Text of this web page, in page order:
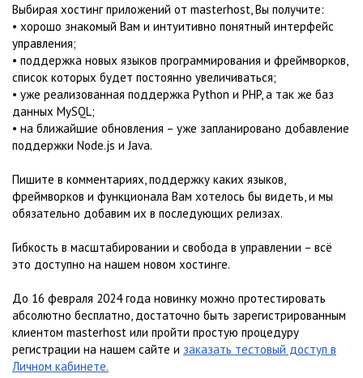
Выбирая хостинг приложений от masterhost, Вы получите:
• хорошо знакомый Вам и интуитивно понятный интерфейс
управления;
• поддержка новых языков программирования и фреймворков,
список которых будет постоянно увеличиваться;
• уже реализованная поддержка Python и PHP, а так же баз
данных MySQL;
• на ближайшие обновления – уже запланировано добавление
поддержки Node.js и Java.
Пишите в комментариях, поддержку каких языков,
фреймворков и функционала Вам хотелось бы видеть, и мы
обязательно добавим их в последующих релизах.
Гибкость в масштабировании и свобода в управлении – всё
это доступно на нашем новом хостинге.
До 16 февраля 2024 года новинку можно протестировать
абсолютно бесплатно, достаточно быть зарегистрированным
клиентом masterhost или пройти простую процедуру
регистрации на нашем сайте и заказать тестовый доступ в
Личном кабинете.